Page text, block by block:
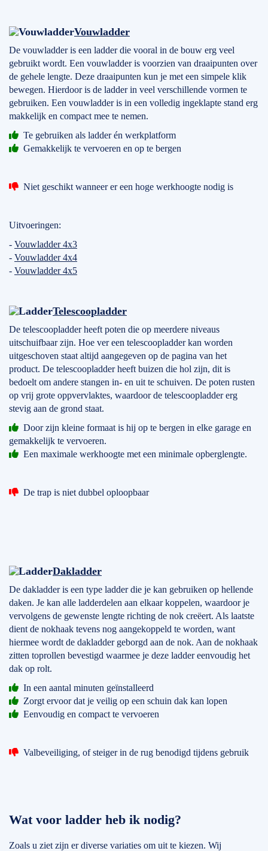
Vouwladder
De vouwladder is een ladder die vooral in de bouw erg veel
gebruikt wordt. Een vouwladder is voorzien van draaipunten over
de gehele lengte. Deze draaipunten kun je met een simpele klik
bewegen. Hierdoor is de ladder in veel verschillende vormen te
gebruiken. Een vouwladder is in een volledig ingeklapte stand erg
makkelijk en compact mee te nemen.
Te gebruiken als ladder én werkplatform
Gemakkelijk te vervoeren en op te bergen
Niet geschikt wanneer er een hoge werkhoogte nodig is
Uitvoeringen:
- Vouwladder 4x3
- Vouwladder 4x4
- Vouwladder 4x5
Telescoopladder
De telescoopladder heeft poten die op meerdere niveaus
uitschuifbaar zijn. Hoe ver een telescoopladder kan worden
uitgeschoven staat altijd aangegeven op de pagina van het
product. De telescoopladder heeft buizen die hol zijn, dit is
bedoelt om andere stangen in- en uit te schuiven. De poten rusten
op vrij grote oppvervlaktes, waardoor de telescoopladder erg
stevig aan de grond staat.
Door zijn kleine formaat is hij op te bergen in elke garage en
gemakkelijk te vervoeren.
Een maximale werkhoogte met een minimale opberglengte.
De trap is niet dubbel oploopbaar
Dakladder
De dakladder is een type ladder die je kan gebruiken op hellende
daken. Je kan alle ladderdelen aan elkaar koppelen, waardoor je
vervolgens de gewenste lengte richting de nok creëert. Als laatste
dient de nokhaak tevens nog aangekoppeld te worden, want
hiermee wordt de dakladder geborgd aan de nok. Aan de nokhaak
zitten toprollen bevestigd waarmee je deze ladder eenvoudig het
dak op rolt.
In een aantal minuten geïnstalleerd
Zorgt ervoor dat je veilig op een schuin dak kan lopen
Eenvoudig en compact te vervoeren
Valbeveiliging, of steiger in de rug benodigd tijdens gebruik
Wat voor ladder heb ik nodig?
Zoals u ziet zijn er diverse variaties om uit te kiezen. Wij